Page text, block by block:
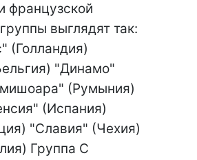
французской
выглядят так:
(Голландия)
"Динамо"
(Румыния)
(Испания)
"Славия" (Чехия)
Группа C